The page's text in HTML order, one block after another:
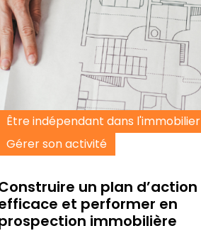
Être indépendant dans l'immobilier
Gérer son activité
un plan d’action
et performer en
immobilière